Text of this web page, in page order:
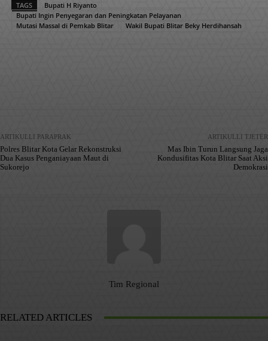
TAGS
Bupati H Riyanto
Bupati Ingin Penyegaran dan Peningkatan Pelayanan
Mutasi Massal di Pemkab Blitar
Wakil Bupati Blitar Beky Herdihansah
ARTIKULLI PARAPRAK
Polres Blitar Kota Gelar Rekonstruksi
Dua Kasus Penganiayaan Maut di
Sukorejo
ARTIKULLI TJETËR
Mas Ibin Turun Langsung Jaga
Kondusifitas Kota Blitar Saat Aksi
Demokrasi
Tim Regional
RELATED ARTICLES